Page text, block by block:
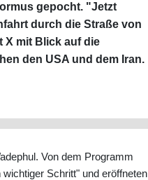
gepocht. "Jetzt
durch die Straße von
X mit Blick auf die
den USA und dem Iran.
Von dem Programm
Schritt" und eröffneten